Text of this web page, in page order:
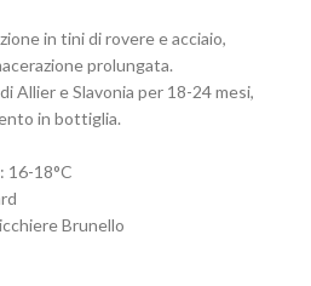
in tini di rovere e acciaio,
prolungata.
Allier e Slavonia per 18-24 mesi,
in bottiglia.
16-18°C
Brunello